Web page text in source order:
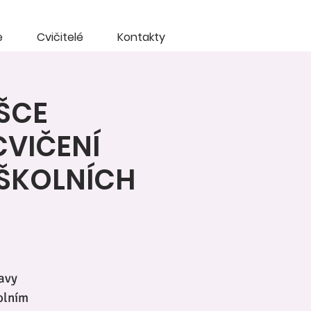
Cvičitelé Kontakty